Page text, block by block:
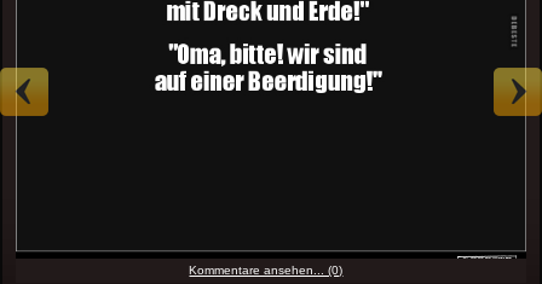
Kommentare ansehen... (0)